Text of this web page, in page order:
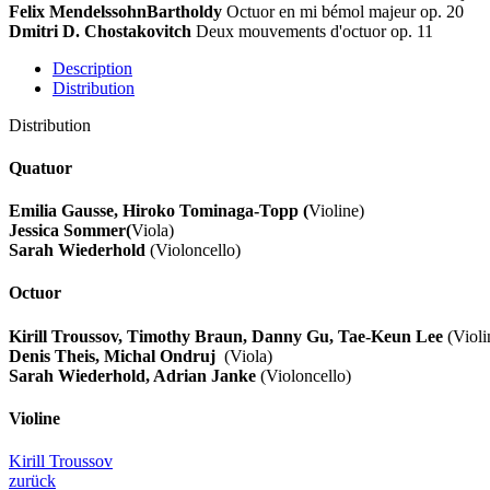
Felix MendelssohnBartholdy Octuor en mi bémol majeur op. 20
Dmitri D. Chostakovitch Deux mouvements d'octuor op. 11
Description
Distribution
Distribution
Quatuor
Emilia Gausse, Hiroko Tominaga-Topp (Violine)
Jessica Sommer(Viola)
Sarah Wiederhold (Violoncello)
Octuor
Kirill Troussov, Timothy Braun, Danny Gu, Tae-Keun Lee
Denis Theis, Michal Ondruj (Viola)
Sarah Wiederhold, Adrian Janke (Violoncello)
Violine
Kirill Troussov
zurück